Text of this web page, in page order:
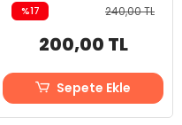
%17 240,00 TL
200,00 TL
Sepete Ekle